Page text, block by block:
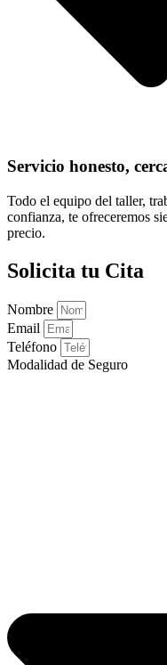
Servicio honesto,
Todo el equipo del taller,
confianza, te ofreceremos
precio.
Solicita tu Cita
Nombre
Email
Teléfono
Modalidad de Seguro